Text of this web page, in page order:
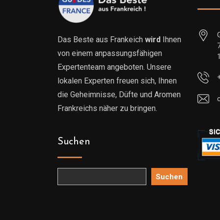
Das Beste aus Frankeich wird Ihnen
von einem anpassungsfähigen
Expertenteam angeboten. Unsere
lokalen Experten freuen sich, Ihnen
die Geheimnisse, Düfte und Aromen
Frankreichs näher zu bringen.
Suchen
Suchen